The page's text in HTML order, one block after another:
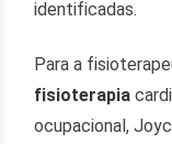
identificadas.
Para a
fisioterapia
ocupacional,